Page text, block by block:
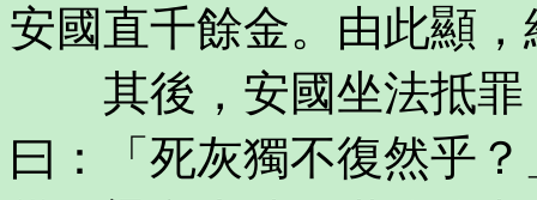
安國直千餘金。由此顯
其後，安國坐法抵罪
曰：「死灰獨不復然乎